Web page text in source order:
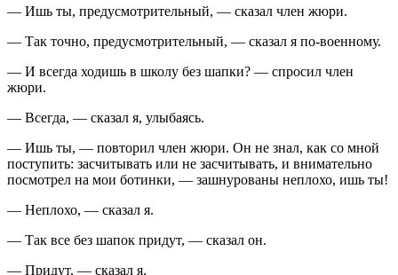
— Ишь ты, предусмотрительный, — сказал член жюри.
— Так точно, предусмотрительный, — сказал я по-военному.
— И всегда ходишь в школу без шапки? — спросил член
жюри.
— Всегда, — сказал я, улыбаясь.
— Ишь ты, — повторил член жюри. Он не знал, как со мной
поступить: засчитывать или не засчитывать, и внимательно
посмотрел на мои ботинки, — зашнурованы неплохо, ишь ты!
— Неплохо, — сказал я.
— Так все без шапок придут, — сказал он.
— Придут, — сказал я.